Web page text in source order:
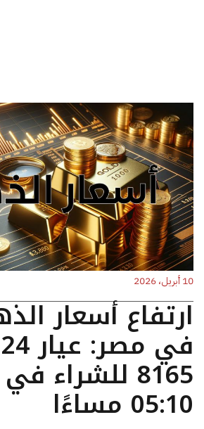
10 أبريل، 2026
ارتفاع أسعار
8165 للشراء
05:10 مساءًا